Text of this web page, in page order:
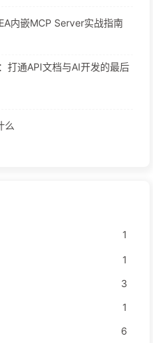
内嵌MCP Server实战指南
打通API文档与AI开发的最后
么
1
1
3
1
6